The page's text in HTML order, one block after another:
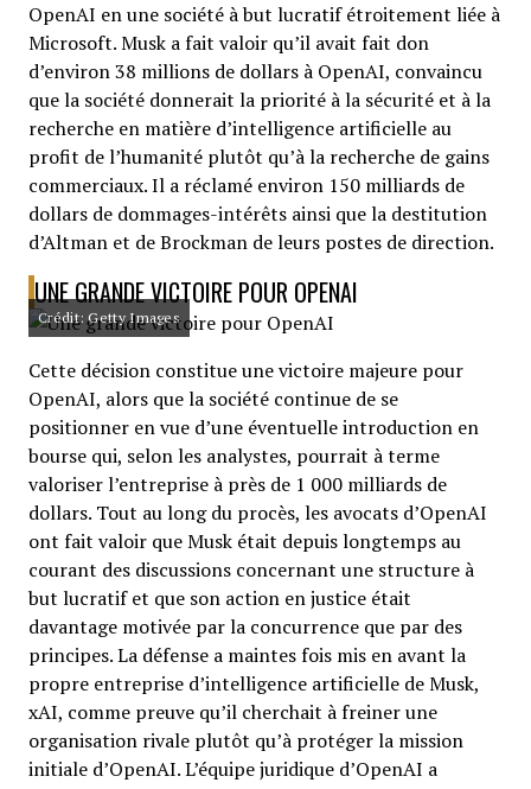
OpenAI en une société à but lucratif étroitement liée à
Microsoft. Musk a fait valoir qu’il avait fait don
d’environ 38 millions de dollars à OpenAI, convaincu
que la société donnerait la priorité à la sécurité et à la
recherche en matière d’intelligence artificielle au
profit de l’humanité plutôt qu’à la recherche de gains
commerciaux. Il a réclamé environ 150 milliards de
dollars de dommages-intérêts ainsi que la destitution
d’Altman et de Brockman de leurs postes de direction.
UNE GRANDE VICTOIRE POUR OPENAI
Crédit: Getty Images
Cette décision constitue une victoire majeure pour
OpenAI, alors que la société continue de se
positionner en vue d’une éventuelle introduction en
bourse qui, selon les analystes, pourrait à terme
valoriser l’entreprise à près de 1 000 milliards de
dollars. Tout au long du procès, les avocats d’OpenAI
ont fait valoir que Musk était depuis longtemps au
courant des discussions concernant une structure à
but lucratif et que son action en justice était
davantage motivée par la concurrence que par des
principes. La défense a maintes fois mis en avant la
propre entreprise d’intelligence artificielle de Musk,
xAI, comme preuve qu’il cherchait à freiner une
organisation rivale plutôt qu’à protéger la mission
initiale d’OpenAI. L’équipe juridique d’OpenAI a